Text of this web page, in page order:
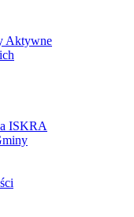
Aktywne
ISKRA